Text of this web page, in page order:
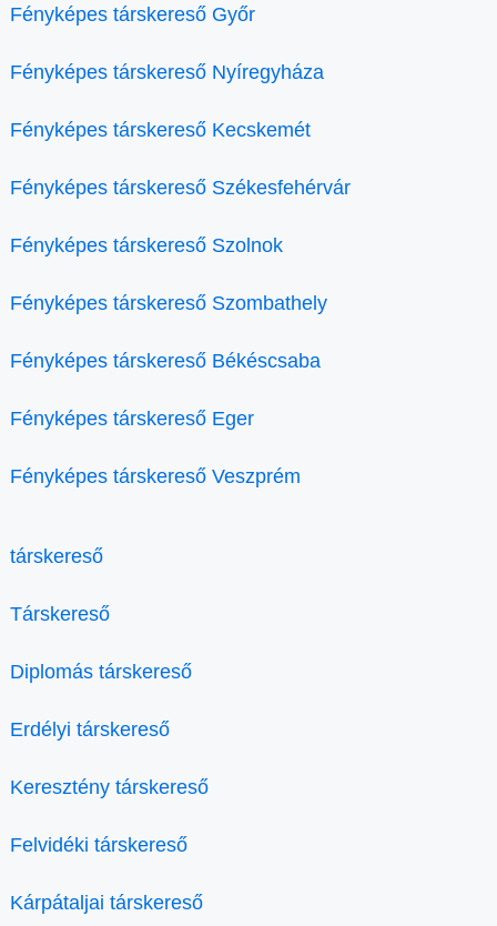
Fényképes társkereső Győr
Fényképes társkereső Nyíregyháza
Fényképes társkereső Kecskemét
Fényképes társkereső Székesfehérvár
Fényképes társkereső Szolnok
Fényképes társkereső Szombathely
Fényképes társkereső Békéscsaba
Fényképes társkereső Eger
Fényképes társkereső Veszprém
társkereső
Társkereső
Diplomás társkereső
Erdélyi társkereső
Keresztény társkereső
Felvidéki társkereső
Kárpátaljai társkereső